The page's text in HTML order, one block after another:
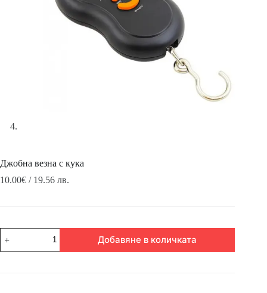
Джобна везна с кука
10.00€ / 19.56 лв.
количество
за
Джобна
Добавяне в количката